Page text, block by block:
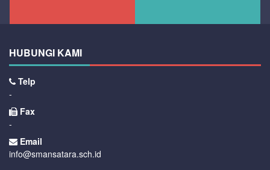
HUBUNGI KAMI
Telp
-
Fax
-
Email
info@smansatara.sch.id